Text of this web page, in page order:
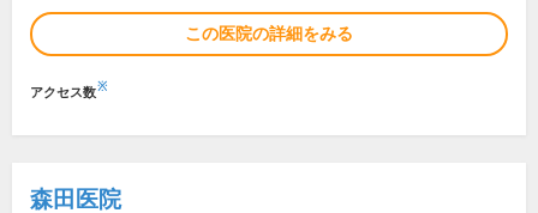
この医院の詳細をみる
アクセス数※
森田医院